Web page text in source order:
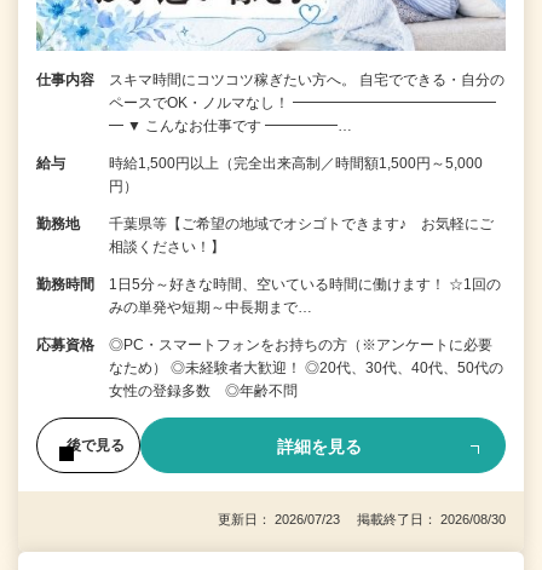
仕事内容
スキマ時間にコツコツ稼ぎたい方へ。 自宅でできる・自分の
ペースでOK・ノルマなし！ ━━━━━━━━━━━━━━
━ ▼ こんなお仕事です ━━━━━…
給与
時給1,500円以上（完全出来高制／時間額1,500円～5,000
円）
勤務地
千葉県等【ご希望の地域でオシゴトできます♪ お気軽にご
相談ください！】
勤務時間
1日5分～好きな時間、空いている時間に働けます！ ☆1回の
みの単発や短期～中長期まで…
応募資格
◎PC・スマートフォンをお持ちの方（※アンケートに必要
なため） ◎未経験者大歓迎！ ◎20代、30代、40代、50代の
女性の登録多数 ◎年齢不問
後で見る 詳細を見る
更新日： 2026/07/23 掲載終了日： 2026/08/30